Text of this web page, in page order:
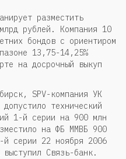
разместить
рублей. Компания 10
бондов с ориентиром
13,75-14,25%
на досрочный выкуп
SPV-компания УК
технический
1-й серии на 900 млн
на ФБ ММВБ 900
й серии 22 ноября 2006
Связь-банк.